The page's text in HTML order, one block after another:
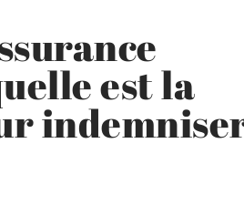
est la